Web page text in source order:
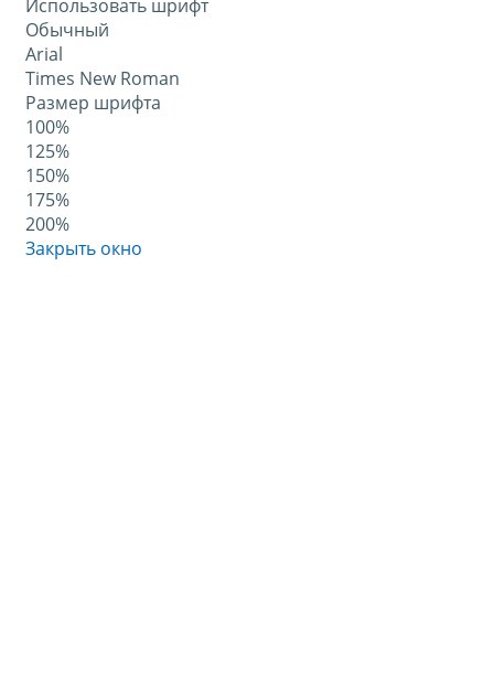
Использовать шрифт
Обычный
Arial
Times New Roman
Размер шрифта
100%
125%
150%
175%
200%
Закрыть окно